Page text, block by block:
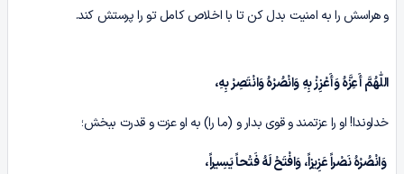
و هراسش را به امنیت بدل کن تا با اخلاص کامل تو را پرستش کند.
اللّٰهُمَّ أَعِزَّهُ وَأَعْزِزْ بِهِ وَانْصُرْهُ وَانْتَصِرْ بِهِ،
خداوندا! او را عزتمند و قوی بدار و (ما را) به او عزت و قدرت ببخش؛
وَانْصُرْهُ نَصْراً عَزِیزاً، وَافْتَحْ لَهُ فَتْحاً یَسِیراً،